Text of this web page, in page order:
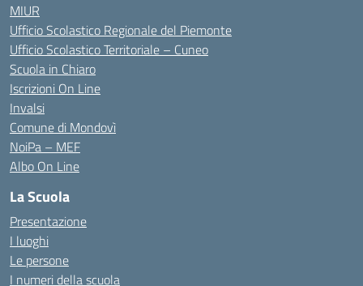
MIUR
Ufficio Scolastico Regionale del Piemonte
Ufficio Scolastico Territoriale – Cuneo
Scuola in Chiaro
Iscrizioni On Line
Invalsi
Comune di Mondovì
NoiPa – MEF
Albo On Line
La Scuola
Presentazione
I luoghi
Le persone
I numeri della scuola